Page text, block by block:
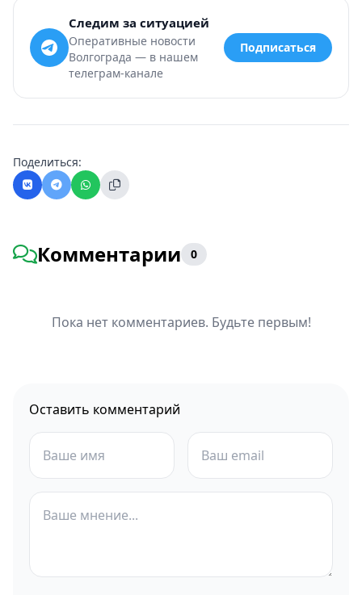
Следим за ситуацией
Оперативные новости
Волгограда — в нашем
телеграм-канале
Подписаться
Поделиться:
Комментарии 0
Пока нет комментариев. Будьте первым!
Оставить комментарий